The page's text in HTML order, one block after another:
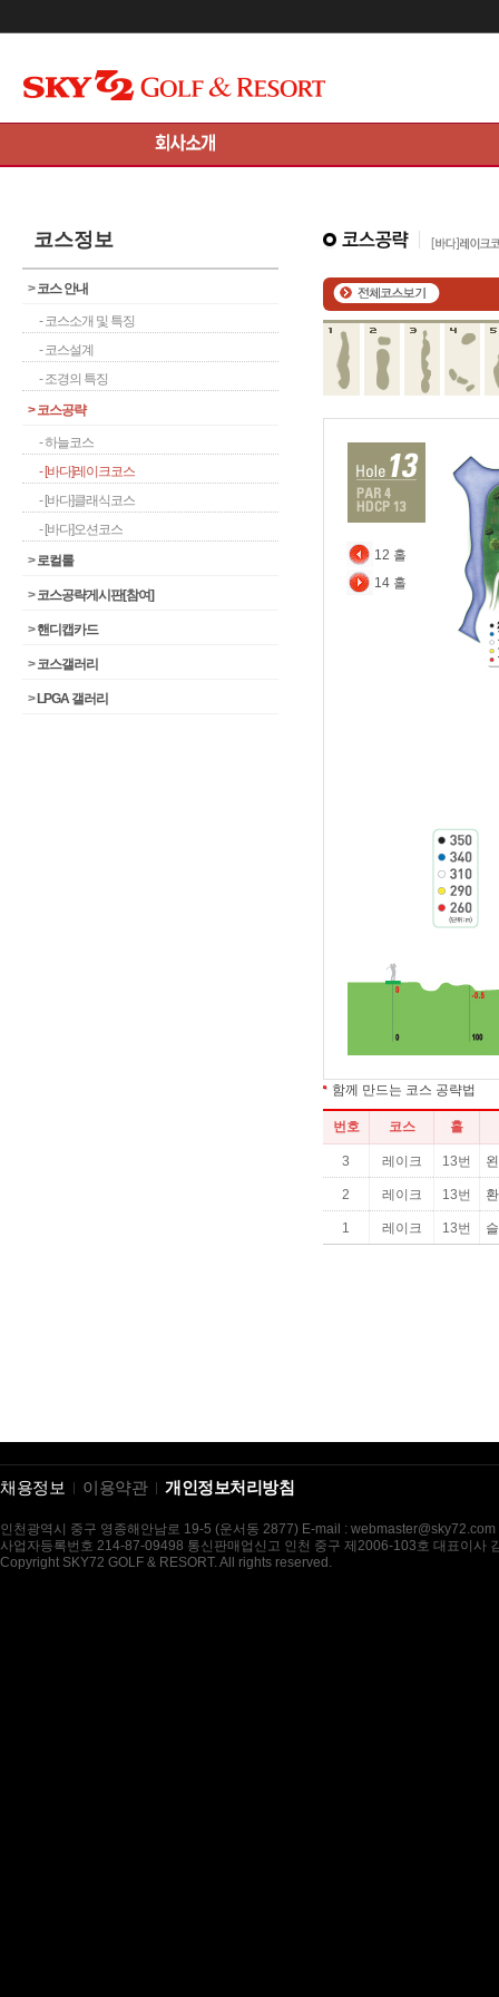
코스정보
>코스 안내
- 코스소개 및 특징
- 코스설계
- 조경의 특징
>코스공략
- 하늘코스
- [바다]레이크코스
- [바다]클래식코스
- [바다]오션코스
>로컬룰
>코스공략게시판[참여]
>핸디캡카드
>코스갤러리
> LPGA 갤러리
12 홀
14 홀
채용정보 이용약관 개인정보처리방침
인천광역시 중구 영종해안남로 19-5 (운서동 2877) E-mail : webmaster@sky72.com
사업자등록번호 214-87-09498 통신판매업신고 인천 중구 제2006-103호 대표이사
Copyright SKY72 GOLF & RESORT. All rights reserved.